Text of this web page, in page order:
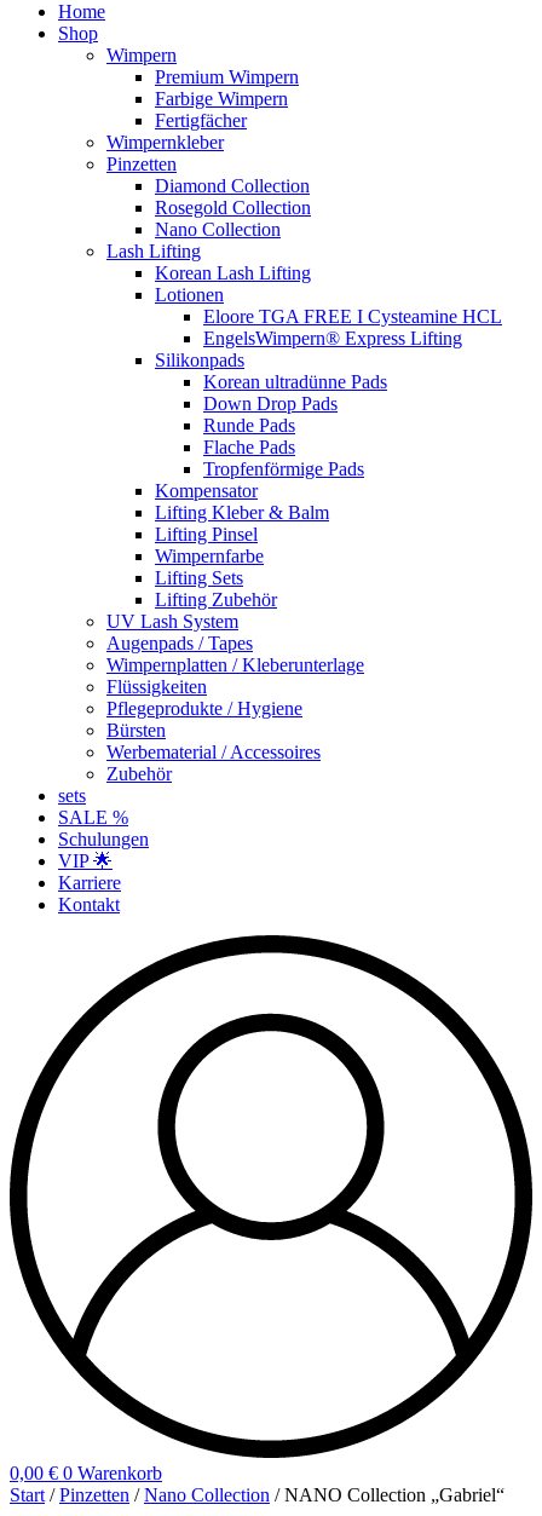
Home
Shop
Wimpern
Premium Wimpern
Farbige Wimpern
Fertigfächer
Wimpernkleber
Pinzetten
Diamond Collection
Rosegold Collection
Nano Collection
Lash Lifting
Korean Lash Lifting
Lotionen
Eloore TGA FREE I Cysteamine HCL
EngelsWimpern® Express Lifting
Silikonpads
Korean ultradünne Pads
Down Drop Pads
Runde Pads
Flache Pads
Tropfenförmige Pads
Kompensator
Lifting Kleber & Balm
Lifting Pinsel
Wimpernfarbe
Lifting Sets
Lifting Zubehör
UV Lash System
Augenpads / Tapes
Wimpernplatten / Kleberunterlage
Flüssigkeiten
Pflegeprodukte / Hygiene
Bürsten
Werbematerial / Accessoires
Zubehör
sets
SALE %
Schulungen
VIP 🌟
Karriere
Kontakt
0,00 € 0 Warenkorb
Start /Pinzetten /Nano Collection / NANO Collection „Gabriel“